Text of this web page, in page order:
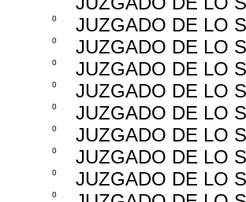
0 JUZGADO DE LO
0 JUZGADO DE LO
0 JUZGADO DE LO
0 JUZGADO DE LO
0 JUZGADO DE LO
0 JUZGADO DE LO
0 JUZGADO DE LO
0 JUZGADO DE LO
0